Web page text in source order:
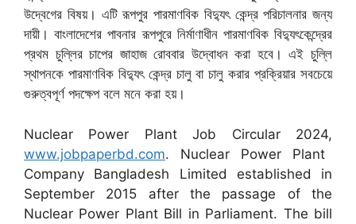
উদ্বেগের বিষয়। এটি রূপপুর পারমাণবিক বিদ্যুৎ কেন্দ্র পরিচালনার জন্য
দায়ী। বাংলাদেশের পাবনার রূপপুরে নির্মাণাধীন পারমাণবিক বিদ্যুৎকেন্দ্রের
প্রথম চুল্লির চাপের জাহাজ রোববার উদ্বোধন করা হবে। এই চুল্লি
স্থাপনকে পারমাণবিক বিদ্যুৎ কেন্দ্র চালু বা চালু করার প্রক্রিয়ার সবচেয়ে
গুরুত্বপূর্ণ পদক্ষেপ বলে মনে করা হয়।
Nuclear Power Plant Job Circular 2024,
www.jobpaperbd.com. Nuclear Power Plant
Company Bangladesh Limited established in
September 2015 after the passage of the
Nuclear Power Plant Bill in Parliament. The bill